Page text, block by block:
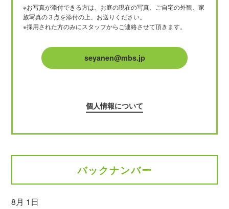
※お写真が添付できる方は、お庭の現在の写真、ご自宅の外観、家
族写真の３点を添付の上、お送りください。
※採用された方のみにスタッフからご連絡させて頂きます。
seyanen@mbs.jp
個人情報について
バックナンバー
8月 1日